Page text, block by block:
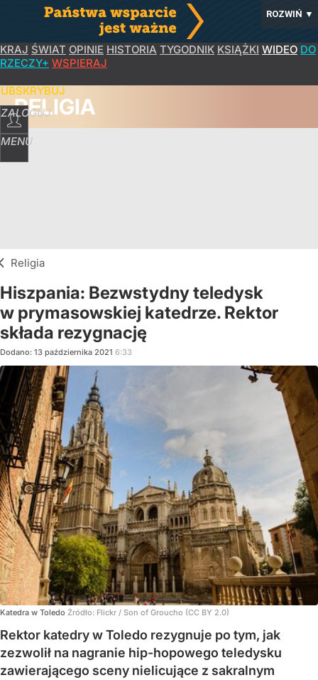
ROZWIŃ ▼
KRAJ ŚWIAT OPINIE HISTORIA TYGODNIK KSIĄŻKI WIDEO DO
RZECZY+ WSPIERAJ
ZALOGUJ
MENU
RELIGIA
Religia
Hiszpania: Bezwstydny teledysk
w prymasowskiej katedrze. Rektor
składa rezygnację
Dodano: 13 października 2021 6:33
Katedra w Toledo Źródło: Flickr / Son of Groucho (CC BY 2.0)
Rektor katedry w Toledo rezygnuje po tym, jak
zezwolił na nagranie hip-hopowego teledysku
zawierającego sceny nielicujące z sakralnym